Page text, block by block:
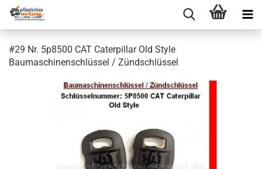
#29 Nr. 5p8500 CAT Caterpillar Old Style
Baumaschinenschlüssel / Zündschlüssel